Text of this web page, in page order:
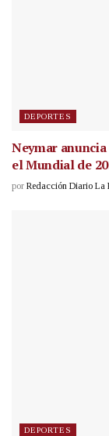
DEPORTES
Neymar
el Mundial de
por Redacción Diario La
DEPORTES